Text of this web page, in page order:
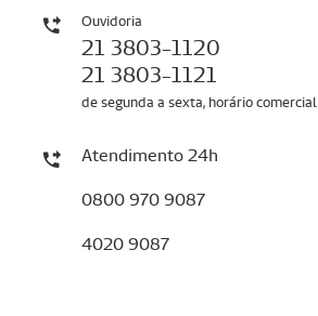
Ouvidoria
21 3803-1120
21 3803-1121
de segunda a sexta, horário comercial
Atendimento 24h
0800 970 9087
4020 9087